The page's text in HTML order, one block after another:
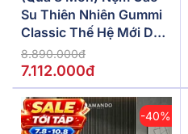
Su Thiên Nhiên Gummi
Classic Thế Hệ Mới Dày
5/10/15cm
8.890.000đ
7.112.000đ
-40%